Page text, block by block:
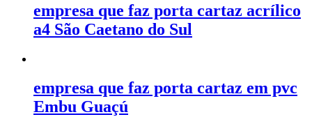
empresa que faz porta cartaz acrílico
a4 São Caetano do Sul
empresa que faz porta cartaz em pvc
Embu Guaçú